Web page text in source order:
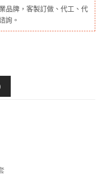
品牌，客製訂做、代工、代
詢。